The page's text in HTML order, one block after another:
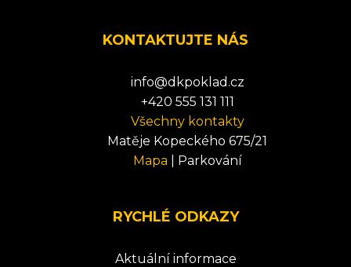
KONTAKTUJTE NÁS
info@dkpoklad.cz
+420 555 131 111
Všechny kontakty
Matěje Kopeckého 675/21
Mapa
Parkování
RYCHLÉ ODKAZY
Aktuální informace